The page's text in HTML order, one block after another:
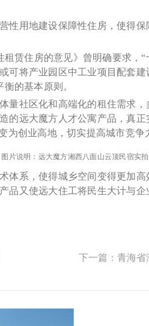
性用地建设保障性住房，使得
赁住房的意见》曾明确要求，
可将产业园区中工业项目配套
的基本原则。
社区化和高端化的租住需求
远大魔方人才公寓产品，真
创业高地，切实提高城市竞争
图片说明：远大魔方湘西八面山云顶民宿实拍
体系，使得城乡空间变得更加
又使远大住工将民生大计与